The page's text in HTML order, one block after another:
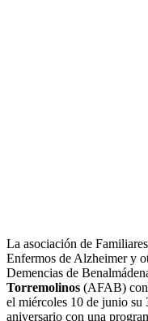
La asociación de
Enfermos de Alzheimer y
Demencias de
Torremolinos (AFAB)
el miércoles 10 de junio su
aniversario con una